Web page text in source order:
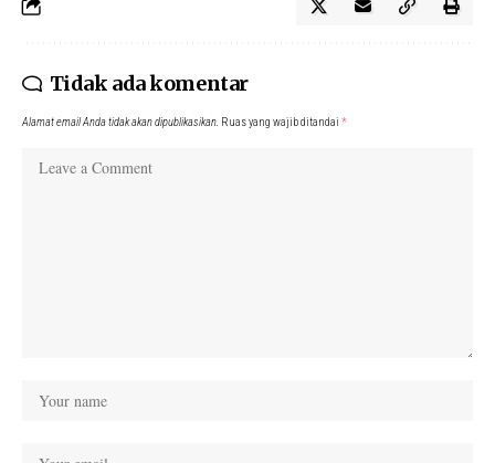
Tidak ada komentar
Alamat email Anda tidak akan dipublikasikan. Ruas yang wajib ditandai *